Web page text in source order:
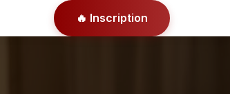
🔥 Inscription